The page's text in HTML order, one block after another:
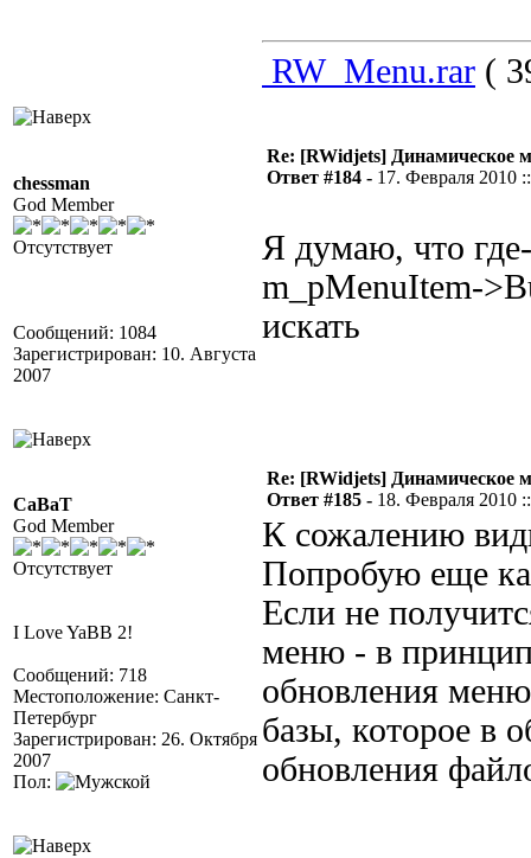
RW_Menu.rar (
chessman
God Member
Отсутствует
Сообщений: 1084
Зарегистрирован: 10. Августа
2007
Re: [RWidjets] Динамическое
Ответ #184 - 17. Февраля 2010
Я думаю, что
m_pMenuItem-
искать
CaBaT
God Member
Отсутствует
I Love YaBB 2!
Сообщений: 718
Местоположение: Санкт-
Петербург
Зарегистрирован: 26. Октября
2007
Пол:
Re: [RWidjets] Динамическое
Ответ #185 - 18. Февраля 2010
К сожалению
Попробую еще
Если не
меню - в
обновления меню
базы, которое в
обновления